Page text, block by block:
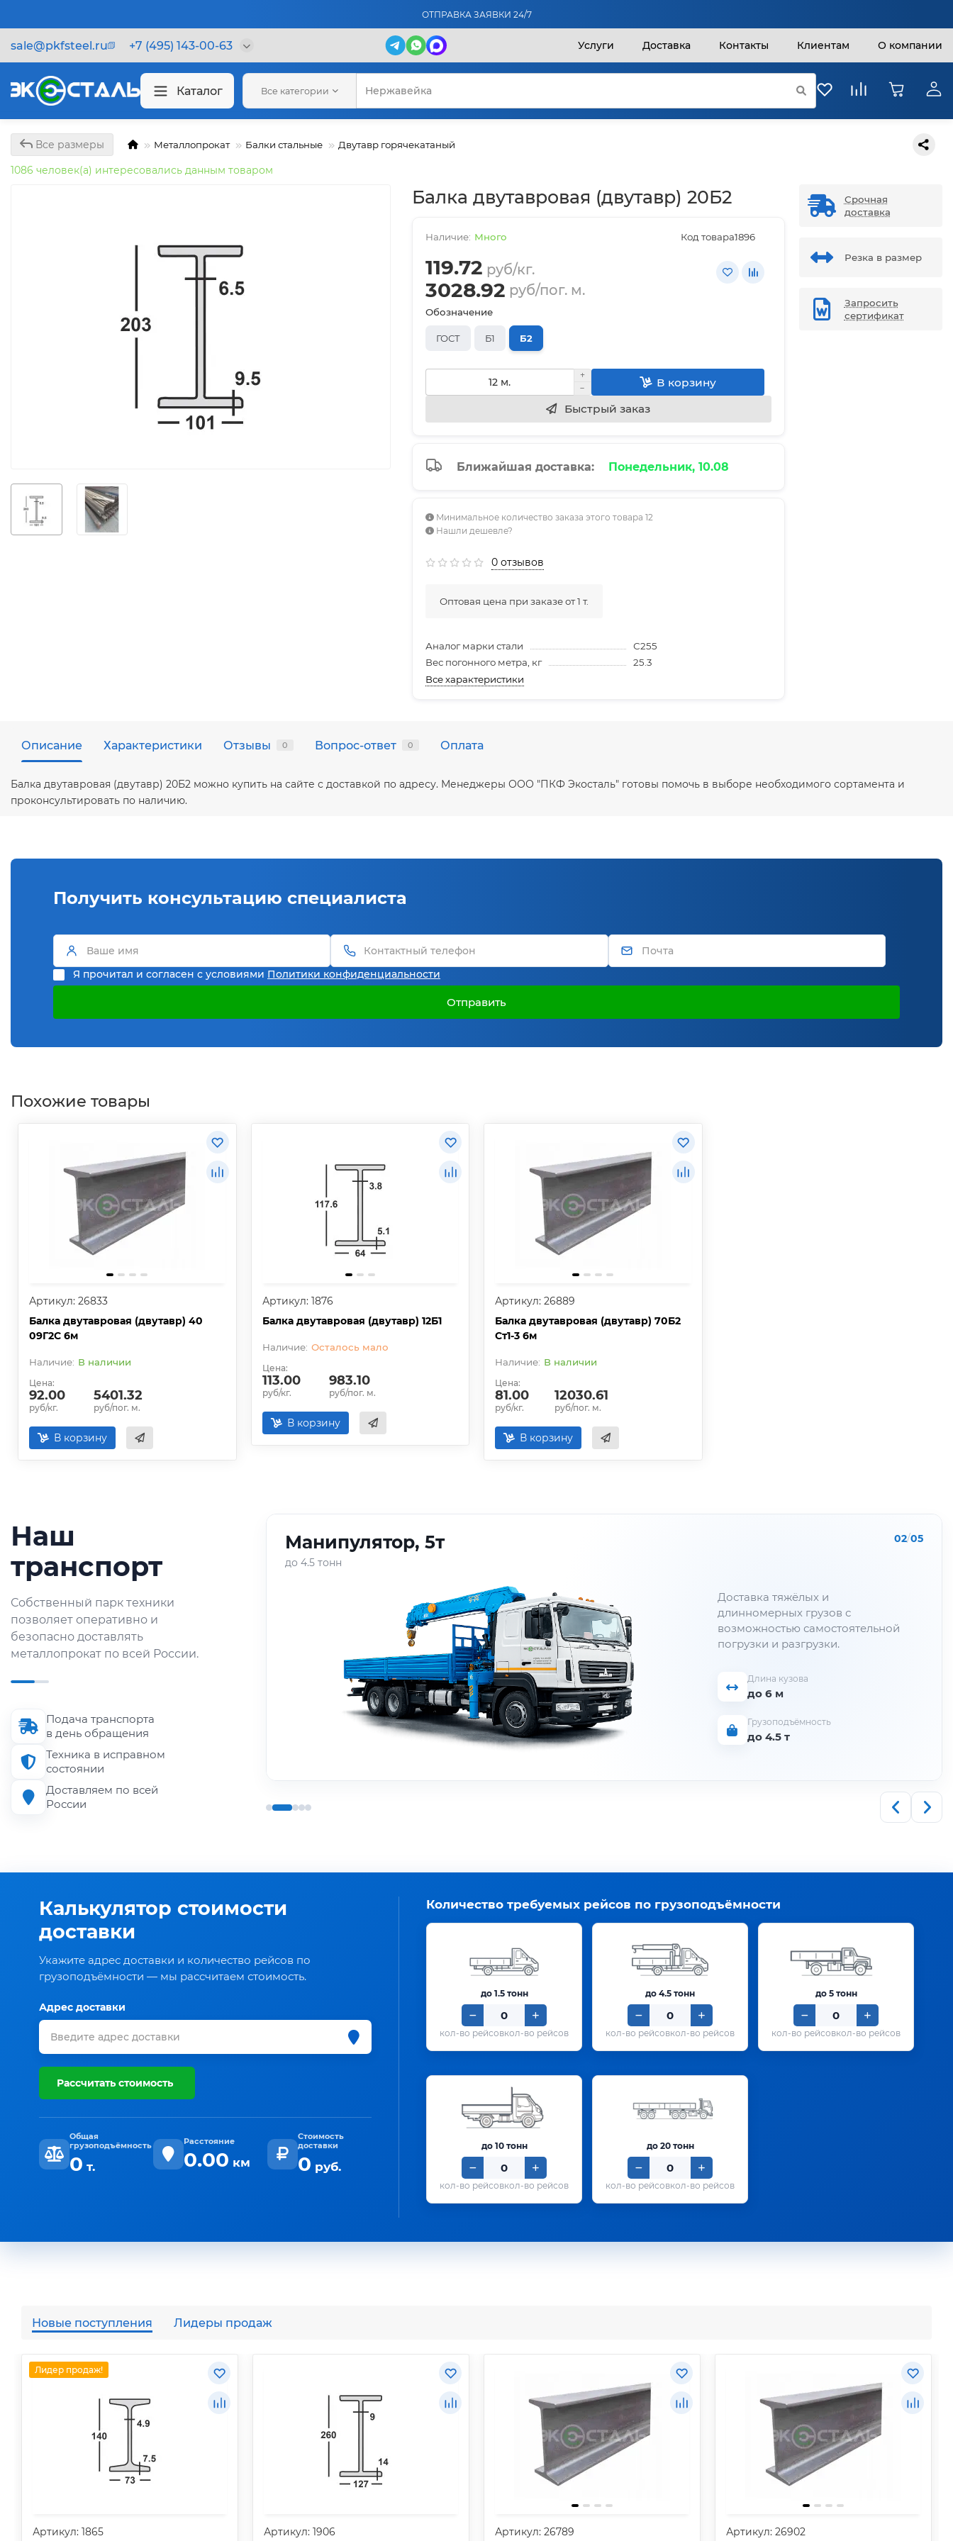
ОТПРАВКА ЗАЯВКИ 24/7
sale@pkfsteel.ru +7 (495) 143-00-63 Услуги Доставка Контакты Клиентам О компании
Каталог Все категории
Все размеры Металлопрокат Балки стальные Двутавр горячекатаный
1086 человек(а) интересовались данным товаром
Балка двутавровая (двутавр) 20Б2
Много Код товара:1896
119.72 руб/кг.
3028.92 руб/пог. м.
Обозначение
ГОСТ Б1 Б2
В корзину
Быстрый заказ
Ближайшая доставка: Понедельник, 10.08
Минимальное количество заказа этого товара 12
Нашли дешевле?
0 отзывов
Оптовая цена при заказе от 1 т.
Аналог марки стали
С255
Вес погонного метра, кг
25.3
Все характеристики
Срочная
доставка
Резка в размер
Запросить
сертификат
Описание Характеристики Отзывы 0 Вопрос-ответ 0 Оплата
Балка двутавровая (двутавр) 20Б2 можно купить на сайте с доставкой по адресу. Менеджеры ООО "ПКФ Экосталь" готовы помочь в выборе необходимого сортамента и
проконсультировать по наличию.
Получить консультацию специалиста
Я прочитал и согласен с условиями Политики конфиденциальности
Отправить
Похожие товары
Артикул: 26833
Балка двутавровая (двутавр) 40
09Г2С 6м
В наличии
Цена:
92.00
руб/кг.
5401.32
руб/пог. м.
В корзину
Артикул: 1876
Балка двутавровая (двутавр) 12Б1
Осталось мало
Цена:
113.00
руб/кг.
983.10
руб/пог. м.
В корзину
Артикул: 26889
Балка двутавровая (двутавр) 70Б2
Ст1-3 6м
В наличии
Цена:
81.00
руб/кг.
12030.61
руб/пог. м.
В корзину
Наш
транспорт
Собственный парк техники
позволяет оперативно и
безопасно доставлять
металлопрокат по всей России.
Подача транспорта
в день обращения
Техника в исправном
состоянии
Доставляем по всей
России
Доставка тяжёлых и
длинномерных грузов с
возможностью самостоятельной
погрузки и разгрузки.
Грузоподъёмность
до 4.5 т
ГАЗон-NEXT, 5т
до 5 тонн
03/05
Перевозка металлопроката
средней грузоподъёмности для
строительных и
производственных объектов.
Длина кузова
до 6 м
Грузоподъёмность
до 5 т
Калькулятор стоимости
доставки
Укажите адрес доставки и количество рейсов по
грузоподъёмности — мы рассчитаем стоимость.
Адрес доставки
Рассчитать стоимость
Общая
грузоподъёмность
0 т.
Расстояние
0.00 км
Стоимость
доставки
0 руб.
Количество требуемых рейсов по грузоподъёмности
до 1.5 тонн
кол-во рейсов
до 4.5 тонн
кол-во рейсов
до 5 тонн
кол-во рейсов
до 10 тонн
кол-во рейсов
до 20 тонн
кол-во рейсов
Новые поступления Лидеры продаж
Лидер продаж!
Артикул: 1865 Артикул: 1906 Артикул: 26789 Артикул: 26902